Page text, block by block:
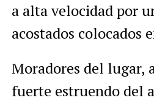
a alta velocidad por
acostados colocados
Moradores del lugar,
fuerte estruendo del